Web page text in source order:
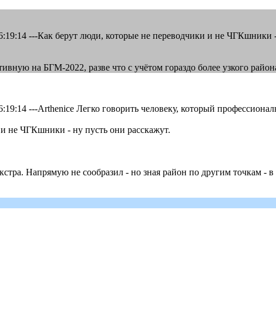
---Как берут люди, которые не переводчики и не ЧГКшники
на БГМ-2022, разве что с учётом гораздо более узкого
---Arthenice Легко говорить человеку, который
не ЧГКшники - ну пусть они расскажут.
Напрямую не сообразил - но зная район по другим точкам -